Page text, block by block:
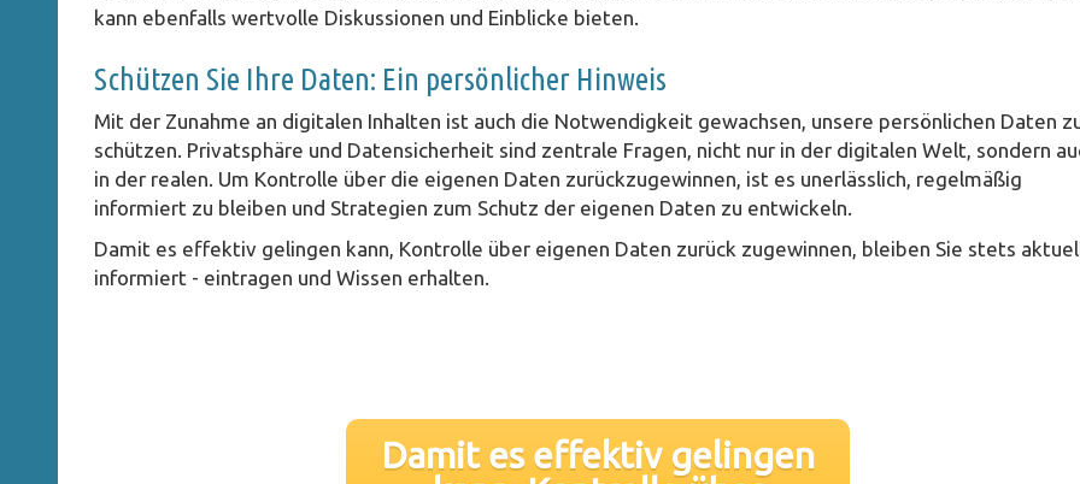
kann ebenfalls wertvolle Diskussionen und Einblicke bieten.
Schützen Sie Ihre Daten: Ein persönlicher Hinweis
Mit der Zunahme an digitalen Inhalten ist auch die Notwendigkeit gewachsen, unsere persönlichen Daten
schützen. Privatsphäre und Datensicherheit sind zentrale Fragen, nicht nur in der digitalen Welt, sondern
in der realen. Um Kontrolle über die eigenen Daten zurückzugewinnen, ist es unerlässlich, regelmäßig
informiert zu bleiben und Strategien zum Schutz der eigenen Daten zu entwickeln.
Damit es effektiv gelingen kann, Kontrolle über eigenen Daten zurück zugewinnen, bleiben Sie stets
informiert - eintragen und Wissen erhalten.
Damit es effektiv gelingen